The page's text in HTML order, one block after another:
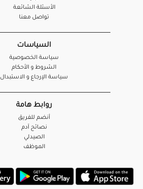
الأسئلة الشائعة
تواصل معنا
السياسات
سياسة الخصوصية
الشروط و الأحكام
سياسة الإرجاع و الاستبدال
روابط هامة
أنضم للفريق
نصائح آدم
الصيدلي
الموظف